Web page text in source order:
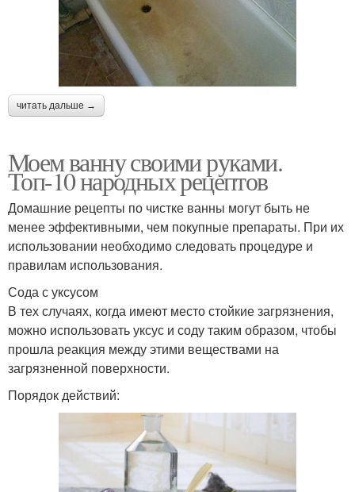
читать дальше →
Моем ванну своими руками.
Топ-10 народных рецептов
Домашние рецепты по чистке ванны могут быть не
менее эффективными, чем покупные препараты. При их
использовании необходимо следовать процедуре и
правилам использования.
Сода с уксусом
В тех случаях, когда имеют место стойкие загрязнения,
можно использовать уксус и соду таким образом, чтобы
прошла реакция между этими веществами на
загрязненной поверхности.
Порядок действий: